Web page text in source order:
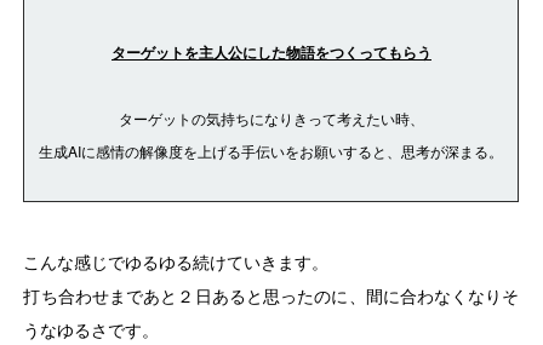
ターゲットを主人公にした物語をつくってもらう
ターゲットの気持ちになりきって考えたい時、
生成AIに感情の解像度を上げる手伝いをお願いすると、思考が深まる。
こんな感じでゆるゆる続けていきます。
打ち合わせまであと２日あると思ったのに、間に合わなくなりそ
うなゆるさです。